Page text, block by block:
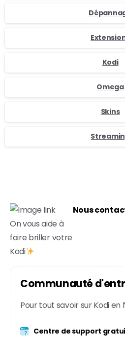
Kodi
Omega
Skins
On vous aide à
faire briller votre
Kodi
Nous
Communauté d'entr
Pour tout savoir sur Kodi en
Centre de support